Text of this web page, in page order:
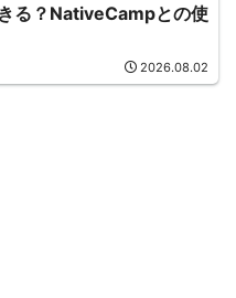
る？NativeCampとの使
2026.08.02